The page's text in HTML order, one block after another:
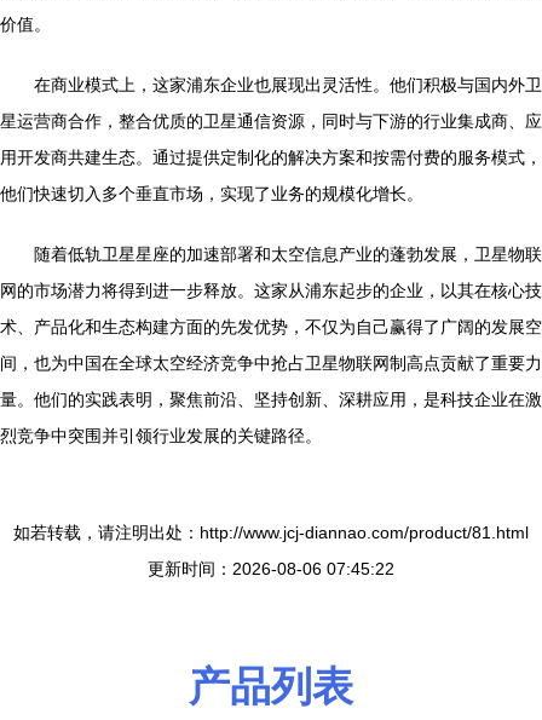
价值。
在商业模式上，这家浦东企业也展现出灵活性。他们积极与国内外卫
星运营商合作，整合优质的卫星通信资源，同时与下游的行业集成商、应
用开发商共建生态。通过提供定制化的解决方案和按需付费的服务模式，
他们快速切入多个垂直市场，实现了业务的规模化增长。
随着低轨卫星星座的加速部署和太空信息产业的蓬勃发展，卫星物联
网的市场潜力将得到进一步释放。这家从浦东起步的企业，以其在核心技
术、产品化和生态构建方面的先发优势，不仅为自己赢得了广阔的发展空
间，也为中国在全球太空经济竞争中抢占卫星物联网制高点贡献了重要力
量。他们的实践表明，聚焦前沿、坚持创新、深耕应用，是科技企业在激
烈竞争中突围并引领行业发展的关键路径。
如若转载，请注明出处：http://www.jcj-diannao.com/product/81.html
更新时间：2026-08-06 07:45:22
产品列表